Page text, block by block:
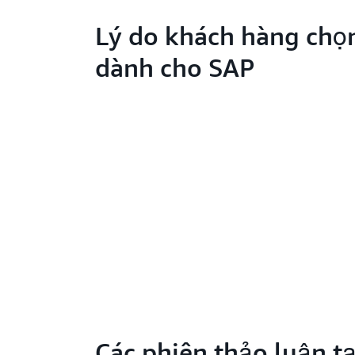
Lý do khách hàng
dành cho SAP